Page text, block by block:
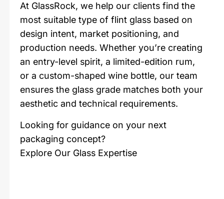
At GlassRock, we help our clients find the
most suitable type of flint glass based on
design intent, market positioning, and
production needs. Whether you’re creating
an entry-level spirit, a limited-edition rum,
or a custom-shaped wine bottle, our team
ensures the glass grade matches both your
aesthetic and technical requirements.
Looking for guidance on your next
packaging concept?
Explore Our Glass Expertise